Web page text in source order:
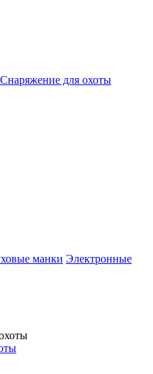
Снаряжение для охоты
манки Электронные